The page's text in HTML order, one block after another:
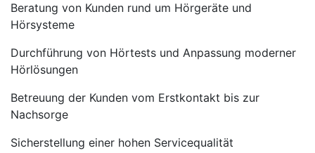
Beratung von Kunden rund um Hörgeräte und
Hörsysteme
Durchführung von Hörtests und Anpassung moderner
Hörlösungen
Betreuung der Kunden vom Erstkontakt bis zur
Nachsorge
Sicherstellung einer hohen Servicequalität